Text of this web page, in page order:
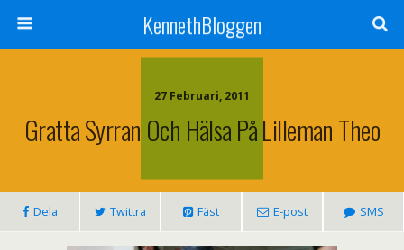
KennethBloggen
27 Februari, 2011
Gratta Syrran Och Hälsa På Lilleman Theo
Dela Twittra Fäst E-post SMS